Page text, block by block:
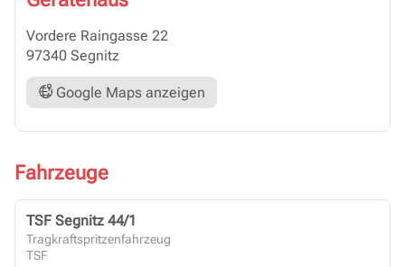
Vordere Raingasse 22
97340 Segnitz
Google Maps anzeigen
Fahrzeuge
TSF Segnitz 44/1
Tragkraftspritzenfahrzeug
TSF